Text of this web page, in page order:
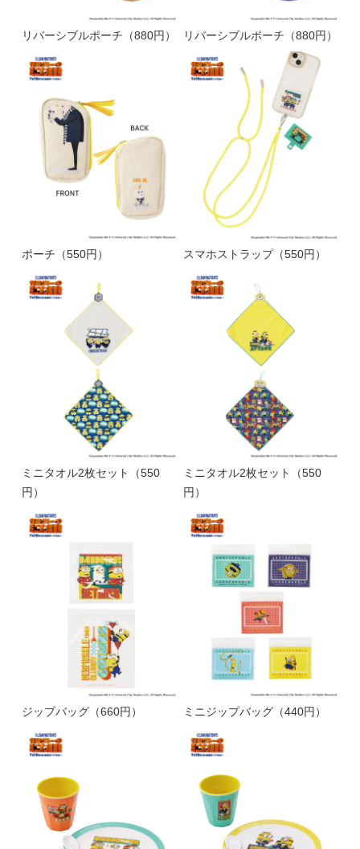
リバーシブルポーチ（880円） リバーシブルポーチ（880円）
ポーチ（550円） スマホストラップ（550円）
ミニタオル2枚セット（550
円）
ミニタオル2枚セット（550
円）
ジップバッグ（660円） ミニジップバッグ（440円）